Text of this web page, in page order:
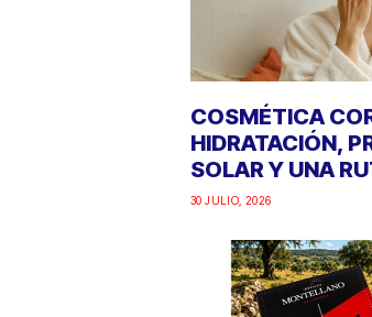
COSMÉTICA
HIDRATACIÓN,
SOLAR Y UNA
30 JULIO, 2026